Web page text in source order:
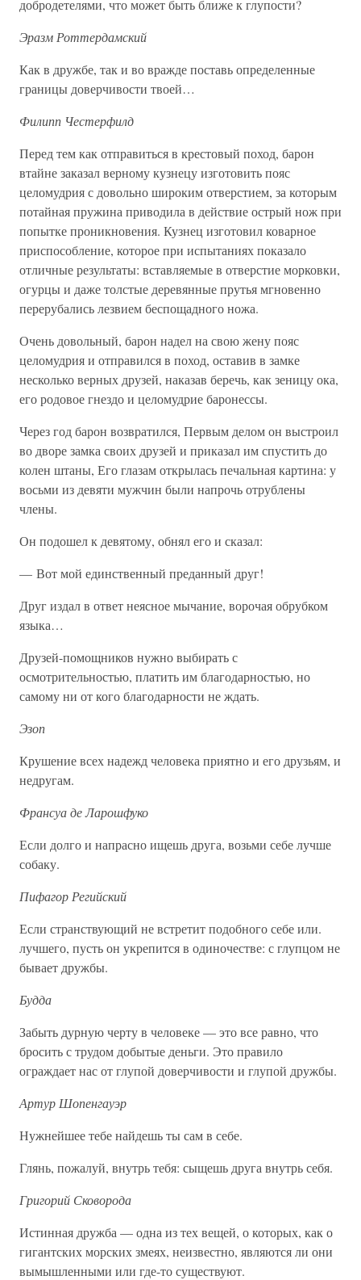
добродетелями, что может быть ближе к глупости?
Эразм Роттердамский
Как в дружбе, так и во вражде поставь определенные
границы доверчивости твоей…
Филипп Честерфилд
Перед тем как отправиться в крестовый поход, барон
втайне заказал верному кузнецу изготовить пояс
целомудрия с довольно широким отверстием, за которым
потайная пружина приводила в действие острый нож при
попытке проникновения. Кузнец изготовил коварное
приспособление, которое при испытаниях показало
отличные результаты: вставляемые в отверстие морковки,
огурцы и даже толстые деревянные прутья мгновенно
перерубались лезвием беспощадного ножа.
Очень довольный, барон надел на свою жену пояс
целомудрия и отправился в поход, оставив в замке
несколько верных друзей, наказав беречь, как зеницу ока,
его родовое гнездо и целомудрие баронессы.
Через год барон возвратился, Первым делом он выстроил
во дворе замка своих друзей и приказал им спустить до
колен штаны, Его глазам открылась печальная картина: у
восьми из девяти мужчин были напрочь отрублены
члены.
Он подошел к девятому, обнял его и сказал:
— Вот мой единственный преданный друг!
Друг издал в ответ неясное мычание, ворочая обрубком
языка…
Друзей-помощников нужно выбирать с
осмотрительностью, платить им благодарностью, но
самому ни от кого благодарности не ждать.
Эзоп
Крушение всех надежд человека приятно и его друзьям, и
недругам.
Франсуа де Ларошфуко
Если долго и напрасно ищешь друга, возьми себе лучше
собаку.
Пифагор Регийский
Если странствующий не встретит подобного себе или.
лучшего, пусть он укрепится в одиночестве: с глупцом не
бывает дружбы.
Будда
Забыть дурную черту в человеке — это все равно, что
бросить с трудом добытые деньги. Это правило
ограждает нас от глупой доверчивости и глупой дружбы.
Артур Шопенгауэр
Нужнейшее тебе найдешь ты сам в себе.
Глянь, пожалуй, внутрь тебя: сыщешь друга внутрь себя.
Григорий Сковорода
Истинная дружба — одна из тех вещей, о которых, как о
гигантских морских змеях, неизвестно, являются ли они
вымышленными или где-то существуют.